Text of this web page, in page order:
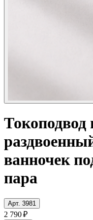
Токоподвод
ванночек
пара
Арт. 3981
2 790 ₽